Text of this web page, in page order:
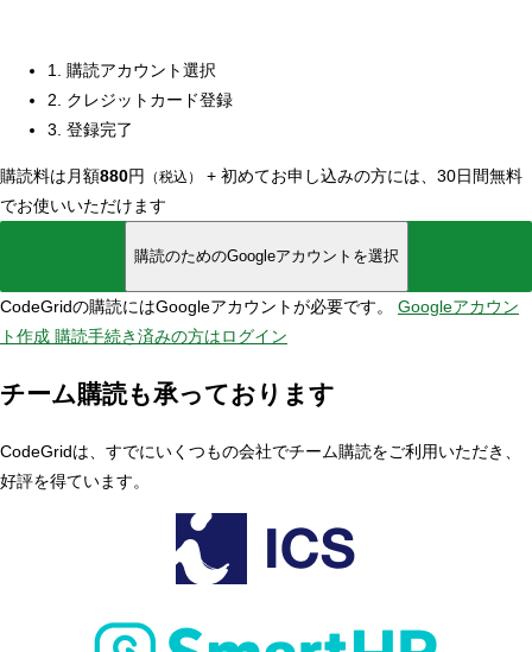
1. 購読アカウント選択
2. クレジットカード登録
3. 登録完了
購読料は月額880円 （税込） + 初めてお申し込みの方には、30日間無料
でお使いいただけます
購読のためのGoogleアカウントを選択
CodeGridの購読にはGoogleアカウントが必要です。 Googleアカウン
ト作成 購読手続き済みの方はログイン
チーム購読も承っております
CodeGridは、すでにいくつもの会社でチーム購読をご利用いただき、
好評を得ています。